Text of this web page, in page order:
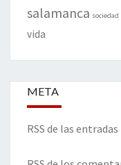
salamanca sociedad
vida
META
RSS de las entradas